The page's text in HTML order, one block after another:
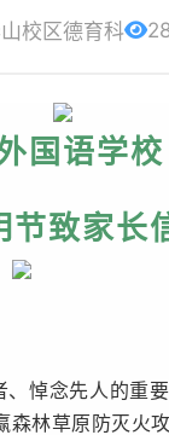
校区德育科
国语学校
节致家长
悼念先人的重
林草原防灭火